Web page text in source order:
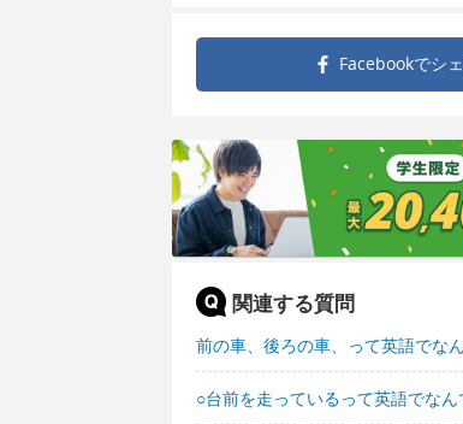
Facebookでシ
関連する質問
前の車、後ろの車、って英語でな
○台前を走っているって英語でなん